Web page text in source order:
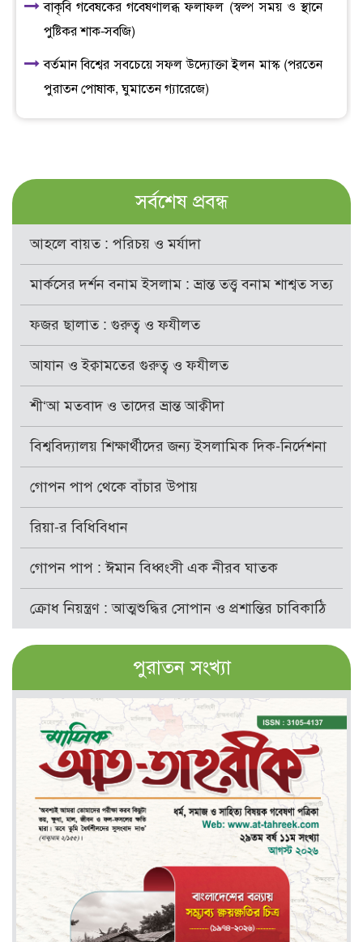
বাকৃবি গবেষকের গবেষণালব্ধ ফলাফল (স্বল্প সময় ও স্থানে
পুষ্টিকর শাক-সবজি)
বর্তমান বিশ্বের সবচেয়ে সফল উদ্যোক্তা ইলন মাস্ক (পরতেন
পুরাতন পোষাক, ঘুমাতেন গ্যারেজে)
সর্বশেষ প্রবন্ধ
আহলে বায়ত : পরিচয় ও মর্যাদা
মার্কসের দর্শন বনাম ইসলাম : ভ্রান্ত তত্ত্ব বনাম শাশ্বত সত্য
ফজর ছালাত : গুরুত্ব ও ফযীলত
আযান ও ইক্বামতের গুরুত্ব ও ফযীলত
শী‘আ মতবাদ ও তাদের ভ্রান্ত আক্বীদা
বিশ্ববিদ্যালয় শিক্ষার্থীদের জন্য ইসলামিক দিক-নির্দেশনা
গোপন পাপ থেকে বাঁচার উপায়
রিয়া-র বিধিবিধান
গোপন পাপ : ঈমান বিধ্বংসী এক নীরব ঘাতক
ক্রোধ নিয়ন্ত্রণ : আত্মশুদ্ধির সোপান ও প্রশান্তির চাবিকাঠি
পুরাতন সংখ্যা